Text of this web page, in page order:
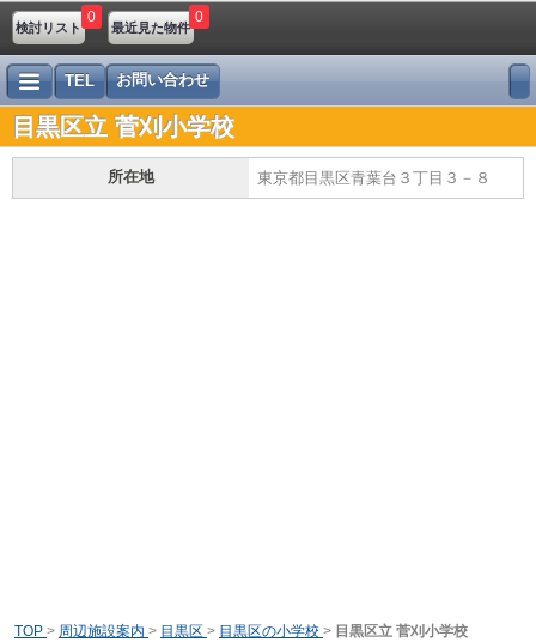
検討リスト
0
最近見た物件
0
TEL お問い合わせ
目黒区立 菅刈小学校
所在地 東京都目黒区青葉台３丁目３－８
TOP > 周辺施設案内 > 目黒区 > 目黒区の小学校 > 目黒区立 菅刈小学校